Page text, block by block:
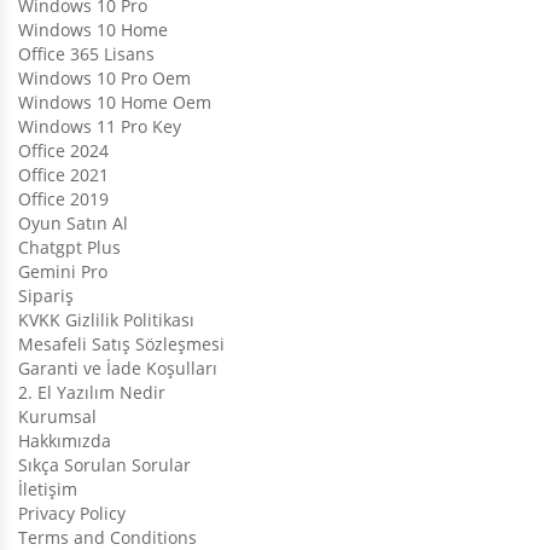
Windows 10 Pro
Windows 10 Home
Office 365 Lisans
Windows 10 Pro Oem
Windows 10 Home Oem
Windows 11 Pro Key
Office 2024
Office 2021
Office 2019
Oyun Satın Al
Chatgpt Plus
Gemini Pro
Sipariş
KVKK Gizlilik Politikası
Mesafeli Satış Sözleşmesi
Garanti ve İade Koşulları
2. El Yazılım Nedir
Kurumsal
Hakkımızda
Sıkça Sorulan Sorular
İletişim
Privacy Policy
Terms and Conditions